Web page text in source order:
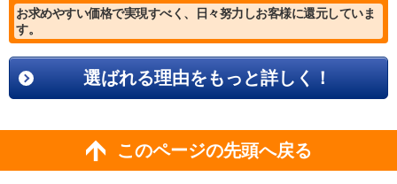
お求めやすい価格で実現すべく、日々努力しお客様に還元していま
す。
選ばれる理由をもっと詳しく！
このページの先頭へ戻る